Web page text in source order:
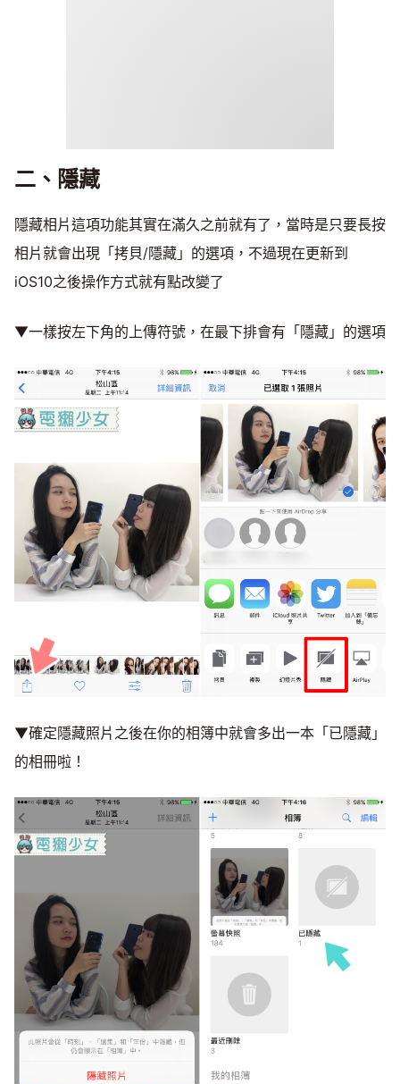
二、隱藏
隱藏相片這項功能其實在滿久之前就有了，當時是只要長按
相片就會出現「拷貝/隱藏」的選項，不過現在更新到
iOS10之後操作方式就有點改變了
▼一樣按左下角的上傳符號，在最下排會有「隱藏」的選項
▼確定隱藏照片之後在你的相簿中就會多出一本「已隱藏」
的相冊啦！